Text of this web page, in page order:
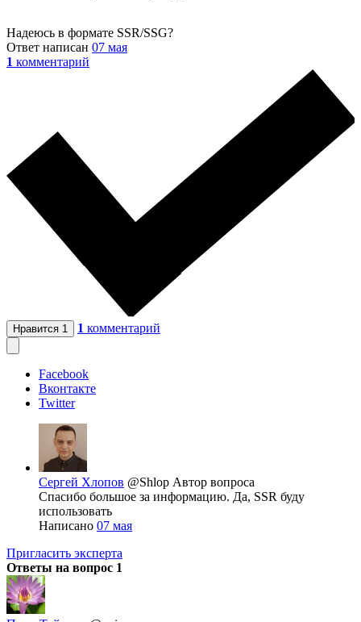
Надеюсь в формате SSR/SSG?
Ответ написан 07 мая
1 комментарий
Нравится 1 1 комментарий
Facebook
Вконтакте
Twitter
Сергей Хлопов @Shlop Автор вопроса
Спасибо большое за информацию. Да, SSR буду
использовать
Написано 07 мая
Пригласить эксперта
Ответы на вопрос 1